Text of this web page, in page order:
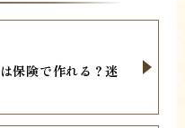
保険で作れる？迷